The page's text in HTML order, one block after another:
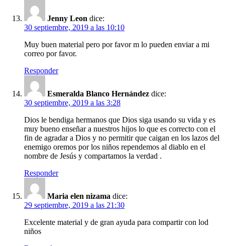
Jenny Leon dice:
30 septiembre, 2019 a las 10:10
Muy buen material pero por favor m lo pueden enviar a mi
correo por favor.
Responder
Esmeralda Blanco Hernández dice:
30 septiembre, 2019 a las 3:28
Dios le bendiga hermanos que Dios siga usando su vida y es
muy bueno enseñar a nuestros hijos lo que es correcto con el
fin de agradar a Dios y no permitir que caigan en los lazos del
enemigo oremos por los niños rependemos al diablo en el
nombre de Jesús y compartamos la verdad .
Responder
Maria elen nizama dice:
29 septiembre, 2019 a las 21:30
Excelente material y de gran ayuda para compartir con lod
niños